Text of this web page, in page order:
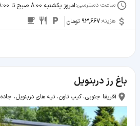
ساعت دسترسی:امروز یکشنبه 8:00 صبح تا 18:00
هزینه:93,667 تومان
باغ رز دربنویل
آفریقا جنوبی، کیپ تاون، تپه های دربنویل، جاده 33 درانکن استاین